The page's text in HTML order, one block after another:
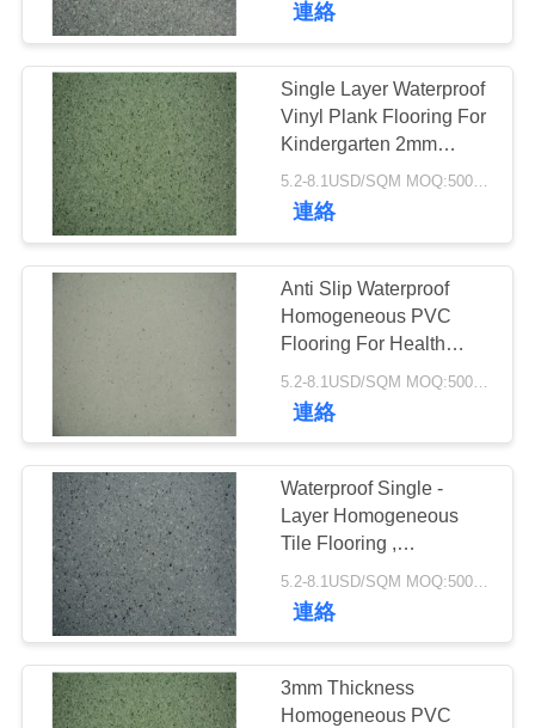
件
求
だ
図
ビニール・クリッ
ク・システム・フ
ロア
37
緩い置かれたビニ
ールのフロアーリ
ング
spcのビニールのフ
ロアーリング
連絡
Single Layer Waterproof
Vinyl Plank Flooring For
Kindergarten 2mm
Thickness
5.2-8.1USD/SQM MOQ:500SQM
連絡
Anti Slip Waterproof
Homogeneous PVC
Flooring For Health
Care Facilities
連絡
Waterproof Single -
Layer Homogeneous
Tile Flooring ,
Commercial Vinyl
Flooring
5.2-8.1USD/SQM MOQ:500SQM
連絡
3mm Thickness
Homogeneous PVC